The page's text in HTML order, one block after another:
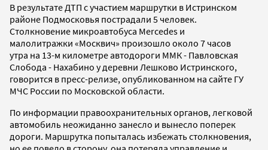
В результате ДТП с участием маршрутки в Истринском
районе Подмосковья пострадали 5 человек.
Столкновение микроавтобуса Mercedes и
малолитражки «Москвич» произошло около 7 часов
утра на 13-м километре автодороги ММК - Павловская
Слобода - Нахабино у деревни Лешково Истринского,
говорится в пресс-релизе, опубликованном на сайте ГУ
МЧС России по Московской области.
По информации правоохранительных органов, легковой
автомобиль неожиданно занесло и вынесло поперек
дороги. Маршрутка попыталась избежать столкновения,